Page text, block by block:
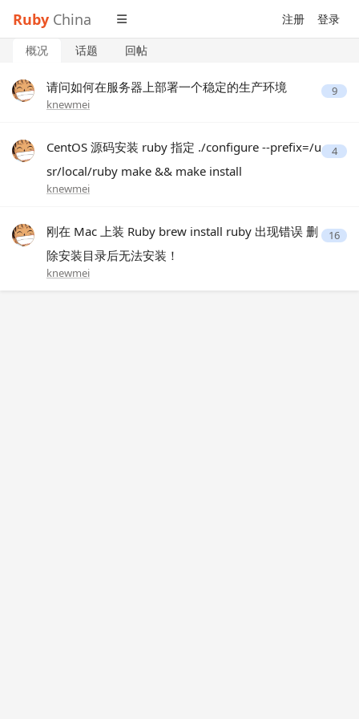
Ruby China 注册 登录
概况 话题 回帖
请问如何在服务器上部署一个稳定的生产环境
knewmei
9
CentOS 源码安装 ruby 指定 ./configure --prefix=/u
sr/local/ruby make && make install
knewmei
4
刚在 Mac 上装 Ruby brew install ruby 出现错误 删
除安装目录后无法安装！
knewmei
16